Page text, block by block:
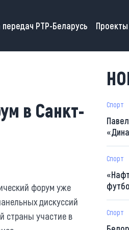
РТР-Беларусь Проекты
в Санкт-
форум уже
дискуссий
страны участие в
Спорт
Спорт
Спорт